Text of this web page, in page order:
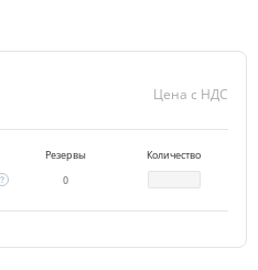
Цена с НДС
Резервы
Количество
0